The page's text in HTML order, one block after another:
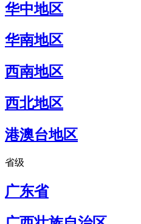
华中地区
华南地区
西南地区
西北地区
港澳台地区
省级
广东省